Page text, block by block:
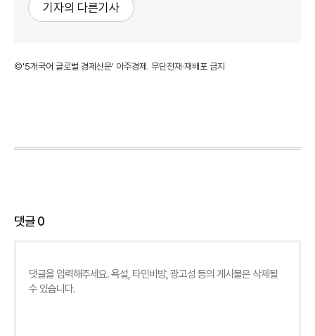
기자의 다른기사
©'5개국어 글로벌 경제신문' 아주경제. 무단전재·재배포 금지
댓글0